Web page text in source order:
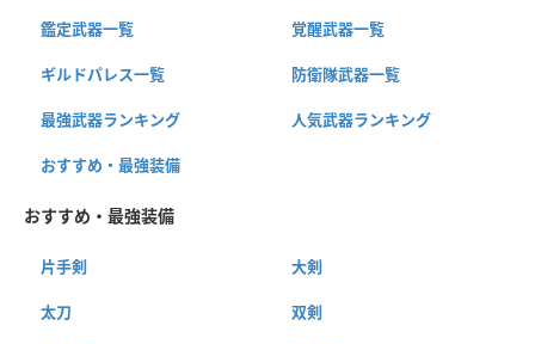
鑑定武器一覧 覚醒武器一覧
ギルドパレス一覧 防衛隊武器一覧
最強武器ランキング 人気武器ランキング
おすすめ・最強装備
おすすめ・最強装備
片手剣 大剣
太刀 双剣